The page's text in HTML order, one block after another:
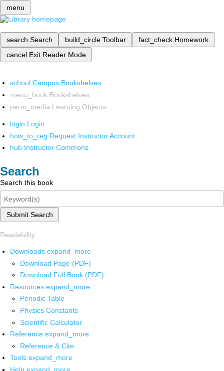
menu
search Search build_circle Toolbar fact_check Homework
cancel Exit Reader Mode
school Campus Bookshelves
menu_book Bookshelves
perm_media Learning Objects
login Login
how_to_reg Request Instructor Account
hub Instructor Commons
Search
Search this book
Submit Search
Readability
Downloads expand_more
Download Page (PDF)
Download Full Book (PDF)
Resources expand_more
Periodic Table
Physics Constants
Scientific Calculator
Reference expand_more
Reference & Cite
Tools expand_more